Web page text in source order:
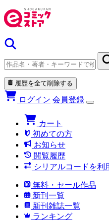
履歴を全て削除する
ログイン 会員登録
カート
初めての方
お知らせ
閲覧履歴
シリアルコードを利
無料・セール作品
新刊一覧
新刊雑誌一覧
ランキング